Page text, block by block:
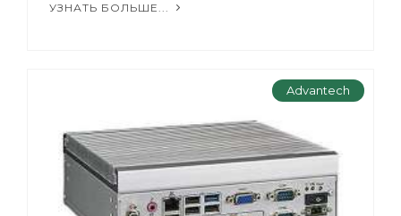
УЗНАТЬ БОЛЬШЕ...
Advantech